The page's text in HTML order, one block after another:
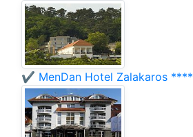
✔️ MenDan Hotel Zalakaros ****